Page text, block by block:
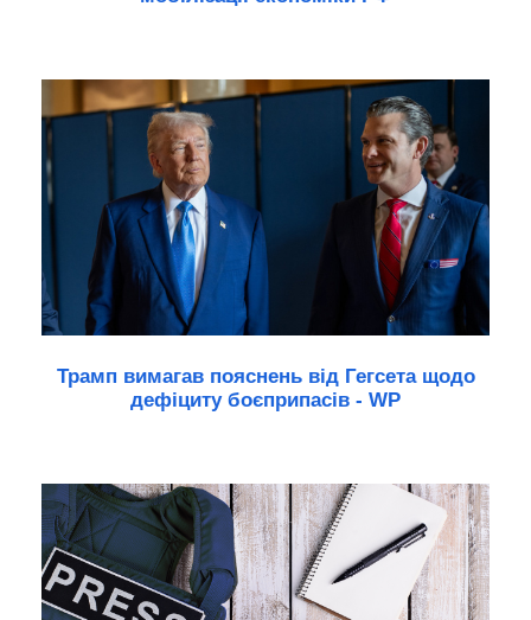
Трамп вимагав пояснень від Гегсета щодо
дефіциту боєприпасів - WP